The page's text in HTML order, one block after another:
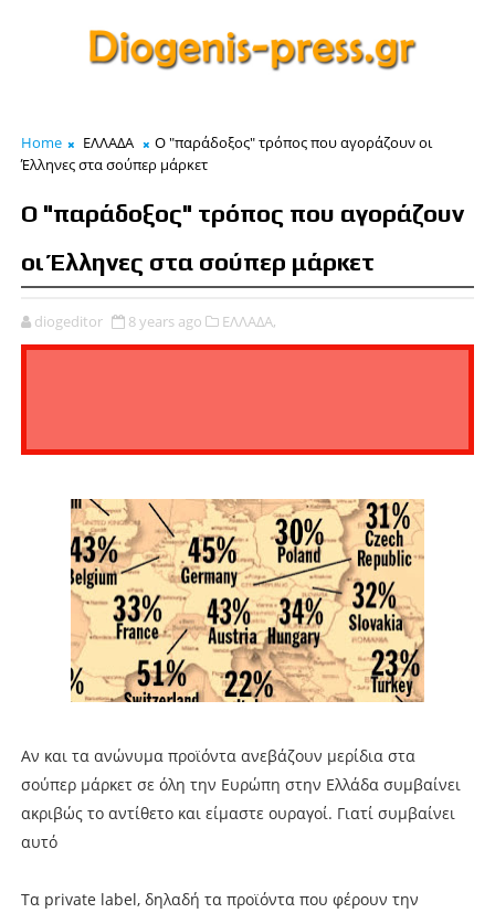
Home ΕΛΛΑΔΑ
Ο "παράδοξος" τρόπος που αγοράζουν οι
Έλληνες στα σούπερ μάρκετ
Ο "παράδοξος" τρόπος που αγοράζουν
οι Έλληνες στα σούπερ μάρκετ
diogeditor 8 years ago ΕΛΛΑΔΑ,
Αν και τα ανώνυμα προϊόντα ανεβάζουν μερίδια στα
σούπερ μάρκετ σε όλη την Ευρώπη στην Ελλάδα συμβαίνει
ακριβώς το αντίθετο και είμαστε ουραγοί. Γιατί συμβαίνει
αυτό
Τα private label, δηλαδή τα προϊόντα που φέρουν την